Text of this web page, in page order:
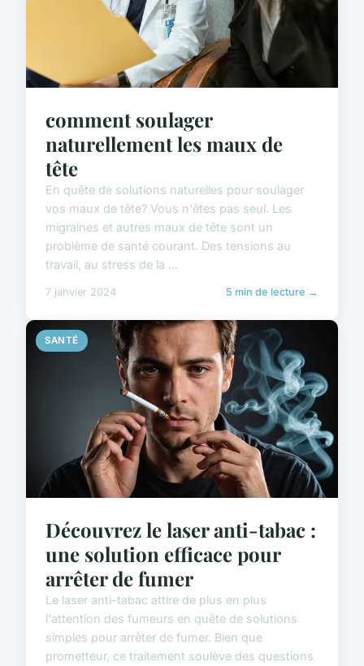
comment soulager
naturellement les maux de
tête
En quête de solutions naturelles pour soulager
vos maux de tête? Vous n'êtes pas seul. Les
migraines et autres maux de tête sont un
problème de santé courant. Des tensions au
travail, au stress de la ...
7 janvier 2024 5 min de lecture →
SANTÉ
Découvrez le laser anti-tabac :
une solution efficace pour
arrêter de fumer
Le laser anti-tabac attire de plus en plus
l'attention des fumeurs en quête de solutions
simples pour arrêter de fumer. Bien que
prometteur, ce traitement soulève des questions